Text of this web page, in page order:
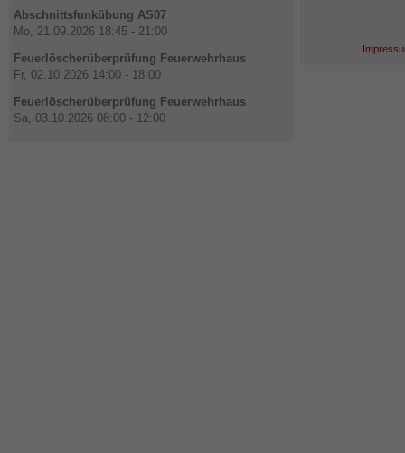
Abschnittsfunkübung AS07
Mo, 21.09.2026 18:45 - 21:00
Feuerlöscherüberprüfung Feuerwehrhaus
Fr, 02.10.2026 14:00 - 18:00
Feuerlöscherüberprüfung Feuerwehrhaus
Sa, 03.10.2026 08:00 - 12:00